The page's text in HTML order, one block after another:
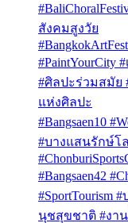
สังคมสูงวัย
#PaintYourCity
#ศิลปะร่วมสมัย
แห่งศิลปะ
#Bangsaen10
#บางแสนรักษ์โล
#Bangsaen42
#SportTourism
นุชสุขชาติ #งา